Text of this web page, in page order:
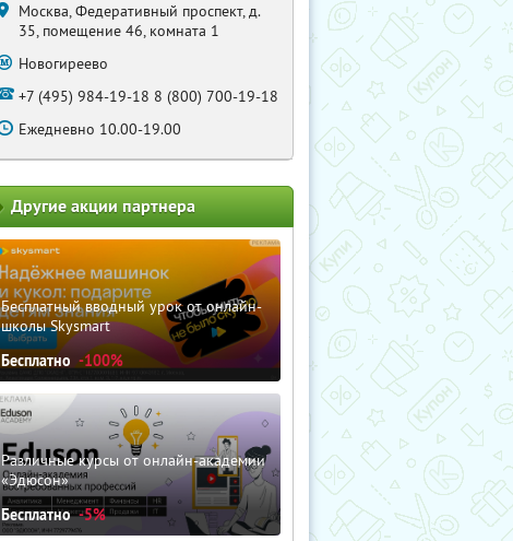
Москва, Федеративный проспект, д.
35, помещение 46, комната 1
Новогиреево
+7 (495) 984-19-18 8 (800) 700-19-18
Ежедневно 10.00-19.00
Другие акции партнера
Бесплатный вводный урок от онлайн-
школы Skysmart
Бесплатно -100%
Различные курсы от онлайн-академии
«Эдюсон»
Бесплатно -5%